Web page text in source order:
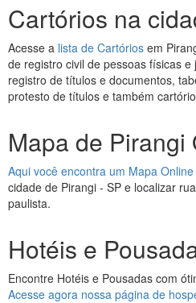
Cartórios na
Acesse a lista de Cartórios em
de registro civil de pessoas físicas
registro de títulos e documentos,
protesto de títulos e também
Mapa de Pirangi
Aqui você encontra um Mapa Online
cidade de Pirangi - SP e localizar
paulista.
Hotéis e
Encontre Hotéis e Pousadas com
Acesse agora nossa página de